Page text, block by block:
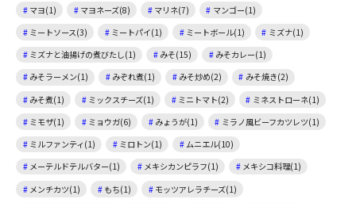
マヨ(1)
マヨネーズ(8) マリネ(7)
マンゴー(1)
ミートソース(3)
ミートパイ(1) ミートボール(1)
ミズナ(1)
ミズナと油揚げの煮びたし(1)
みそ(15)
みそカレー(1)
みそラーメン(1)
みぞれ煮(1) みそ炒め(2)
みそ焼き(2)
みそ煮(1)
ミックスチーズ(1) ミニトマト(2)
ミネストローネ(1)
ミモザ(1)
ミョウガ(6) みょうが(1)
ミラノ風ビーフカツレツ(1)
ミルファンティ(1)
ミロトン(1)
ムニエル(10)
メーテルドテルバター(1)
メキシカンピラフ(1)
メキシコ料理(1)
メンチカツ(1)
もち(1)
モッツアレラチーズ(1)